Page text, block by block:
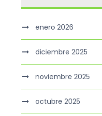
enero 2026
diciembre 2025
noviembre 2025
octubre 2025